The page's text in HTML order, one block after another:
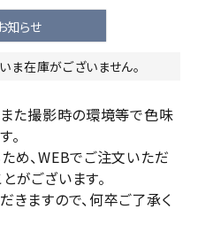
知らせ
ま在庫がございません。
た撮影時の環境等で色味
。
め、WEBでご注文いただ
がございます。
きますので、何卒ご了承く